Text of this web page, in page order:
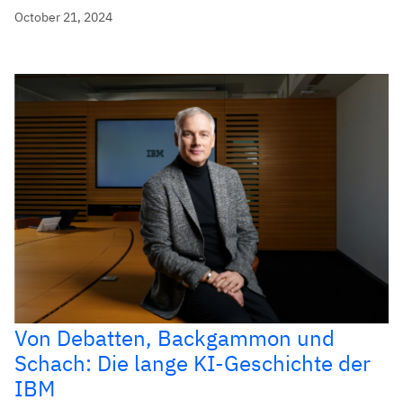
October 21, 2024
Von Debatten, Backgammon und
Schach: Die lange KI-Geschichte der
IBM